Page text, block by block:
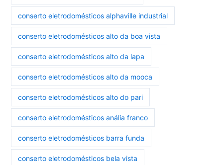
conserto eletrodomésticos alphaville industrial
conserto eletrodomésticos alto da boa vista
conserto eletrodomésticos alto da lapa
conserto eletrodomésticos alto da mooca
conserto eletrodomésticos alto do pari
conserto eletrodomésticos anália franco
conserto eletrodomésticos barra funda
conserto eletrodomésticos bela vista